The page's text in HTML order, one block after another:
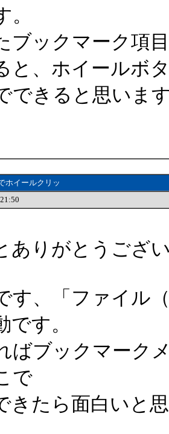
。
ブックマーク項
と、ホイールボ
できると思いま
ホイールクリッ
ありがとうござ
す、「ファイル
です。
ばブックマーク
で
きたら面白いと